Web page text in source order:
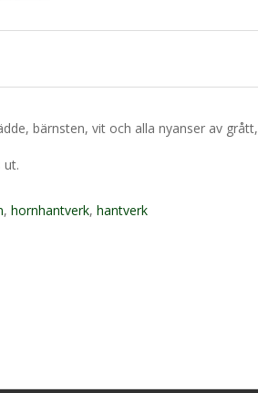
bärnsten, vit och alla nyanser av grått,
ut.
, hornhantverk, hantverk